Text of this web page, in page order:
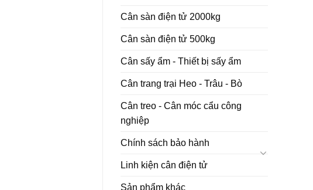
Cân sàn điện tử 2000kg
Cân sàn điện tử 500kg
Cân sấy ẩm - Thiết bị sấy ẩm
Cân trang trại Heo - Trâu - Bò
Cân treo - Cân móc cẩu công
nghiệp
Chính sách bảo hành
Linh kiện cân điện tử
Sản phẩm khác